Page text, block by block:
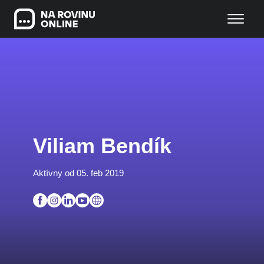
Viliam Bendík
Aktívny od 05. feb 2019